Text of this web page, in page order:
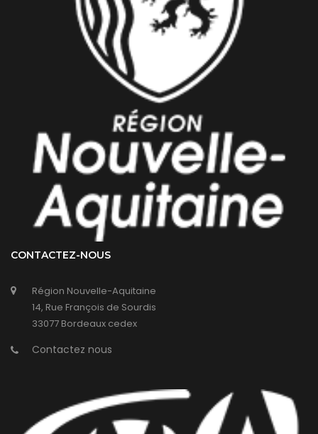
CONTACTEZ-NOUS
Région Nouvelle-Aquitaine
14, Rue François de Sourdis
33077 Bordeaux cedex
Contactez nous